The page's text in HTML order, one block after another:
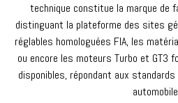
technique constitue la marque de
distinguant la plateforme des sites
réglables homologuées FIA, les
ou encore les moteurs Turbo et GT3
disponibles, répondant aux